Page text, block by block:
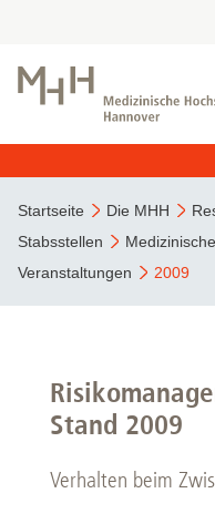
Startseite Die MHH
Stabsstellen
Veranstaltungen
2009
Stand 2009
Verhalten beim